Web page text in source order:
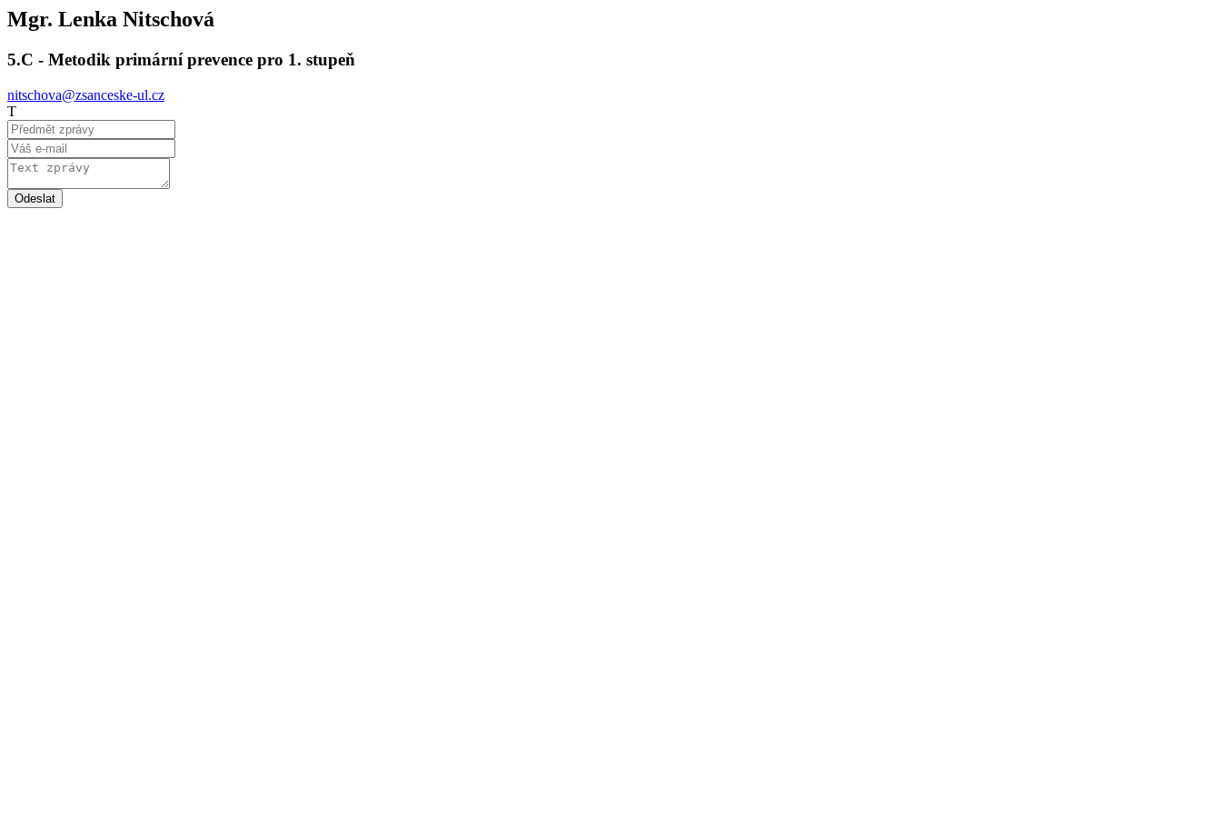
Mgr. Lenka Nitschová
5.C - Metodik primární prevence pro 1. stupeň
nitschova@zsanceske-ul.cz
T
Odeslat